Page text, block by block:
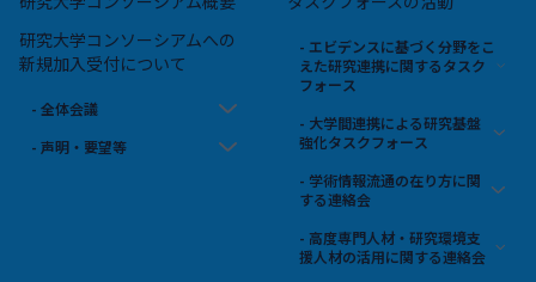
研究大学コンソーシアムへの
新規加入受付について
- 全体会議
- 声明・要望等
- エビデンスに基づく分野をこ
えた研究連携に関するタスク
フォース
- 大学間連携による研究基盤
強化タスクフォース
- 学術情報流通の在り方に関
する連絡会
- 高度専門人材・研究環境支
援人材の活用に関する連絡会